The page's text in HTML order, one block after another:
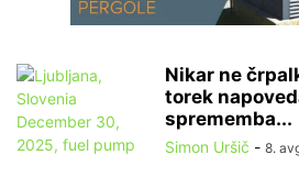
Nikar ne
torek
sprememba...
Simon Uršič - 8.